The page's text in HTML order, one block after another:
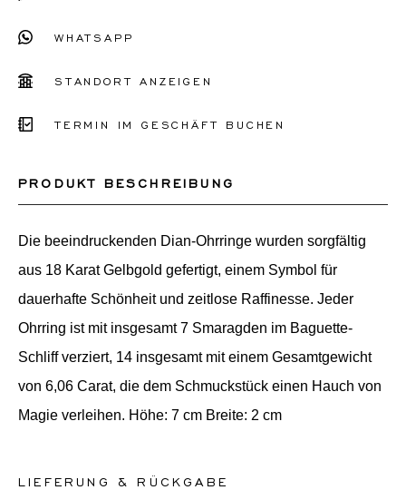
WHATSAPP
STANDORT ANZEIGEN
TERMIN IM GESCHÄFT BUCHEN
PRODUKT BESCHREIBUNG
Die beeindruckenden Dian-Ohrringe wurden sorgfältig
aus 18 Karat Gelbgold gefertigt, einem Symbol für
dauerhafte Schönheit und zeitlose Raffinesse. Jeder
Ohrring ist mit insgesamt 7 Smaragden im Baguette-
Schliff verziert, 14 insgesamt mit einem Gesamtgewicht
von 6,06 Carat, die dem Schmuckstück einen Hauch von
Magie verleihen. Höhe: 7 cm Breite: 2 cm
LIEFERUNG & RÜCKGABE